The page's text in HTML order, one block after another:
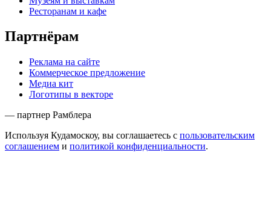
Ресторанам и кафе
Партнёрам
Реклама на сайте
Коммерческое предложение
Медиа кит
Логотипы в векторе
— партнер Рамблера
Используя Кудамоскоу, вы соглашаетесь с пользовательским
соглашением и политикой конфиденциальности.